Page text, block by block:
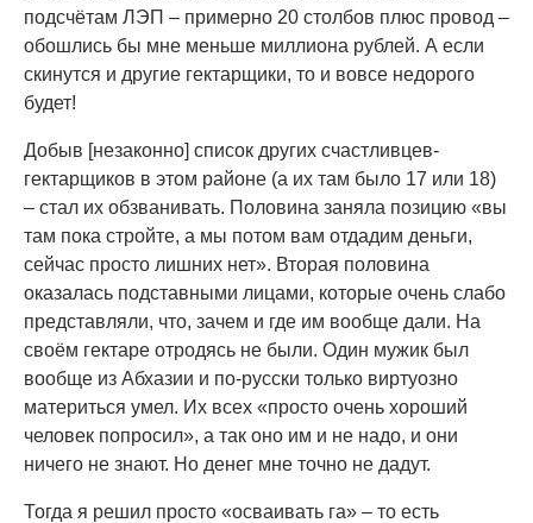
подсчётам ЛЭП – примерно 20 столбов плюс провод –
обошлись бы мне меньше миллиона рублей. А если
скинутся и другие гектарщики, то и вовсе недорого
будет!
Добыв [незаконно] список других счастливцев-
гектарщиков в этом районе (а их там было 17 или 18)
– стал их обзванивать. Половина заняла позицию «вы
там пока стройте, а мы потом вам отдадим деньги,
сейчас просто лишних нет». Вторая половина
оказалась подставными лицами, которые очень слабо
представляли, что, зачем и где им вообще дали. На
своём гектаре отродясь не были. Один мужик был
вообще из Абхазии и по-русски только виртуозно
материться умел. Их всех «просто очень хороший
человек попросил», а так оно им и не надо, и они
ничего не знают. Но денег мне точно не дадут.
Тогда я решил просто «осваивать га» – то есть